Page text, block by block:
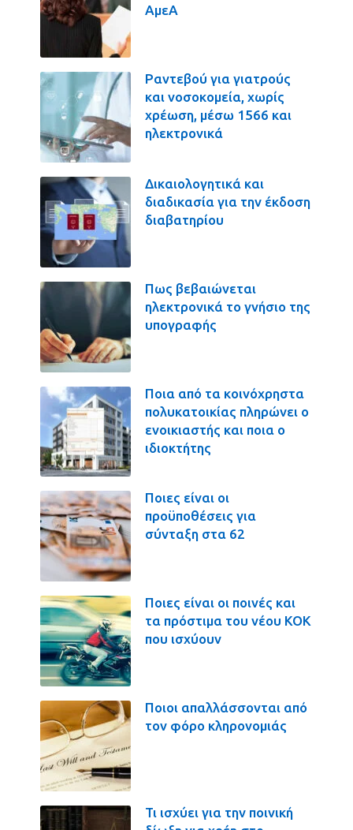
ΑμεΑ
Ραντεβού για γιατρούς
και νοσοκομεία, χωρίς
χρέωση, μέσω 1566 και
ηλεκτρονικά
Δικαιολογητικά και
διαδικασία για την έκδοση
διαβατηρίου
Πως βεβαιώνεται
ηλεκτρονικά το γνήσιο της
υπογραφής
Ποια από τα κοινόχρηστα
πολυκατοικίας πληρώνει ο
ενοικιαστής και ποια ο
ιδιοκτήτης
Ποιες είναι οι
προϋποθέσεις για
σύνταξη στα 62
Ποιες είναι οι ποινές και
τα πρόστιμα του νέου ΚΟΚ
που ισχύουν
Ποιοι απαλλάσσονται από
τον φόρο κληρονομιάς
Τι ισχύει για την ποινική